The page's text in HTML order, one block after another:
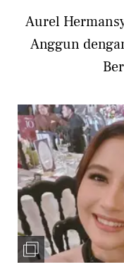
Aurel
Anggun